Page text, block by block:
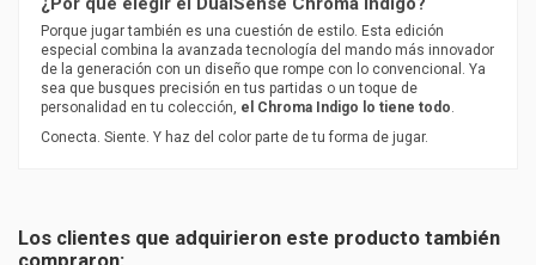
Porque jugar también es una cuestión de estilo. Esta edición
especial combina la avanzada tecnología del mando más innovador
de la generación con un diseño que rompe con lo convencional. Ya
sea que busques precisión en tus partidas o un toque de
personalidad en tu colección, el Chroma Indigo lo tiene todo
Conecta. Siente. Y haz del color parte de tu forma de jugar.
Los clientes que adquirieron este producto también